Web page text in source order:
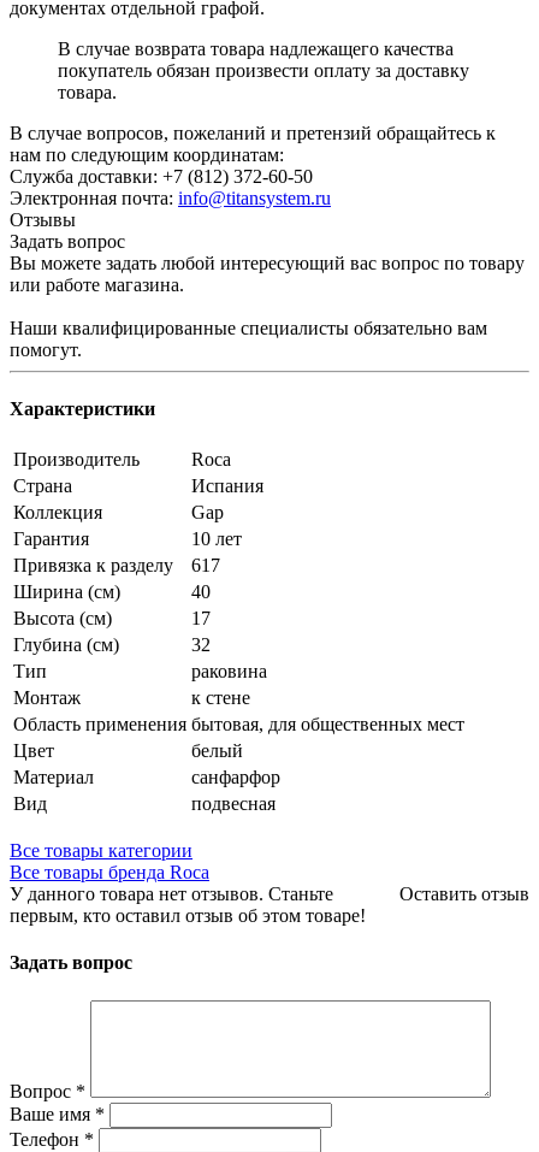
документах отдельной графой.
В случае возврата товара надлежащего качества
покупатель обязан произвести оплату за доставку
товара.
В случае вопросов, пожеланий и претензий обращайтесь к
нам по следующим координатам:
Служба доставки: +7 (812) 372-60-50
Электронная почта: info@titansystem.ru
Отзывы
Задать вопрос
Вы можете задать любой интересующий вас вопрос по товару
или работе магазина.
Наши квалифицированные специалисты обязательно вам
помогут.
Характеристики
Производитель
Roca
Страна
Испания
Коллекция
Gap
Гарантия
10 лет
Привязка к разделу
617
Ширина (см)
40
Высота (см)
17
Глубина (см)
32
Тип
раковина
Монтаж
к стене
Область применения бытовая, для общественных мест
Цвет
белый
Материал
санфарфор
Вид
подвесная
Все товары категории
Все товары бренда Roca
Оставить отзыв
У данного товара нет отзывов. Станьте
первым, кто оставил отзыв об этом товаре!
Задать вопрос
Вопрос *
Ваше имя *
Телефон *